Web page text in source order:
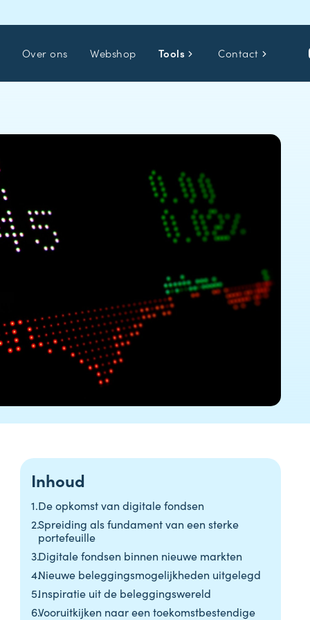
Over ons Webshop Tools Contact
Inhoud
De opkomst van digitale fondsen
Spreiding als fundament van een sterke
portefeuille
Digitale fondsen binnen nieuwe markten
Nieuwe beleggingsmogelijkheden uitgelegd
Inspiratie uit de beleggingswereld
Vooruitkijken naar een toekomstbestendige